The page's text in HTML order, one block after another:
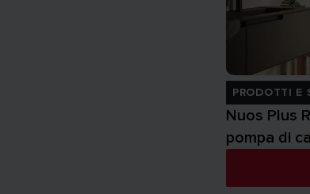
PRODOTTI E
Nuos Plus
pompa di